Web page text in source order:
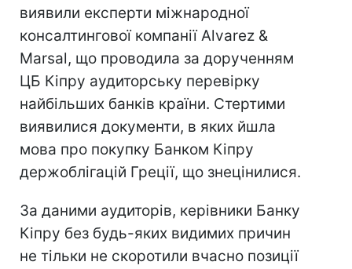
виявили експерти міжнародної
консалтингової компанії Alvarez &
Marsal, що проводила за дорученням
ЦБ Кіпру аудиторську перевірку
найбільших банків країни. Стертими
виявилися документи, в яких йшла
мова про покупку Банком Кіпру
держоблігацій Греції, що знецінилися.
За даними аудиторів, керівники Банку
Кіпру без будь-яких видимих причин
не тільки не скоротили вчасно позиції